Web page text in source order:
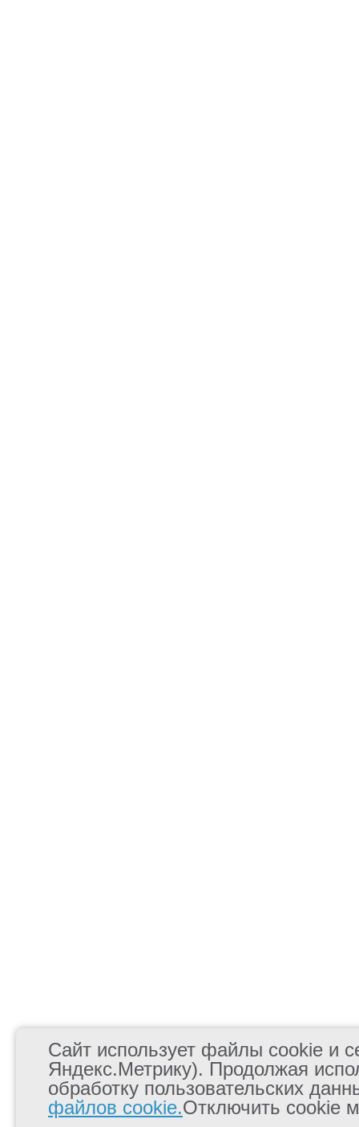
Сайт использует файлы cookie и
Яндекс.Метрику). Продолжая
обработку пользовательских
файлов cookie.Отключить cookie